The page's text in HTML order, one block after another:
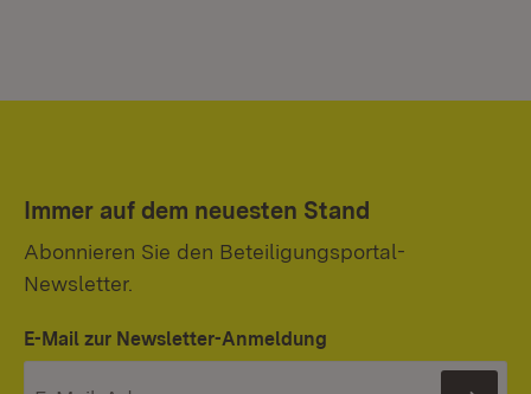
Immer auf dem neuesten Stand
Abonnieren Sie den Beteiligungsportal-
Newsletter.
E-Mail zur Newsletter-Anmeldung